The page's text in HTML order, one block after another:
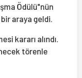
Ödülü"nün
araya geldi.
kararı alındı.
törenle